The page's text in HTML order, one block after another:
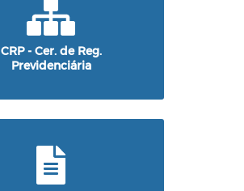
CRP - Cer. de Reg.
Previdenciária